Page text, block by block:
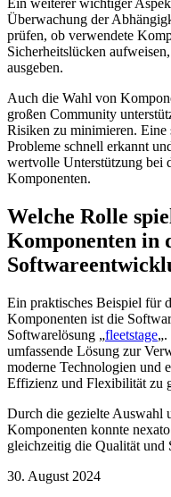
Ein weiterer wichtiger
Überwachung der
prüfen, ob verwendete
Sicherheitslücken
ausgeben.
Auch die Wahl von
großen Community
Risiken zu minimieren. Eine
Probleme schnell erkannt
wertvolle Unterstützung bei
Komponenten.
Welche Rolle
Komponenten in
Ein praktisches Beispiel für
Komponenten ist die
Softwarelösung „fleetstage
umfassende Lösung zur
moderne Technologien und
Effizienz und Flexibilität zu
Durch die gezielte Auswahl
Komponenten konnte
gleichzeitig die Qualität und
30. August 2024